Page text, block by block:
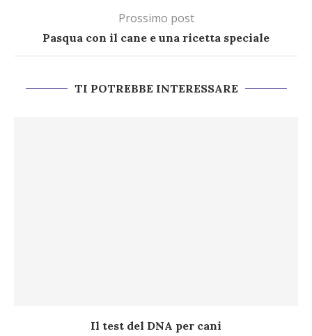
Prossimo post
Pasqua con il cane e una ricetta speciale
TI POTREBBE INTERESSARE
Il test del DNA per cani